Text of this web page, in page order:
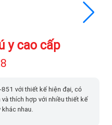
y cao cấp
851 với thiết kế hiện đại, có
thích hợp với nhiều thiết kế
nhau.